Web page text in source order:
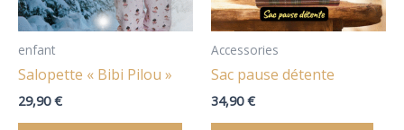
enfant
Salopette « Bibi Pilou »
29,90€
peuvent
choisies
Accessories
Sac pause détente
34,90€